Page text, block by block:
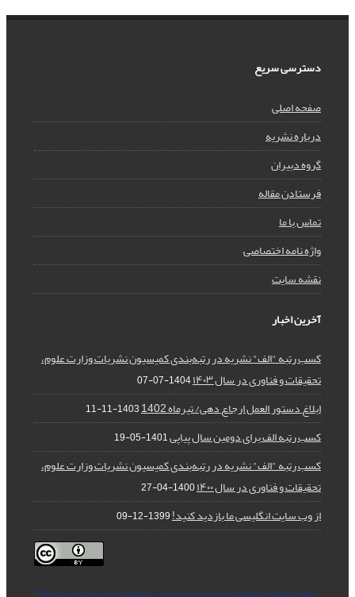
دسترسی سریع
صفحه اصلی
درباره نشریه
گروه دبیران
فرستادن مقاله
تماس با ما
واژه نامه اختصاصی
نقشه سایت
آخرین اخبار
کسب رتبه "الف" نشریه در رتبه‌بندی کمیسیون نشریات وزارت علوم،
تحقیقات و فناوری در سال ۱۴۰۳
1404-07-07
ابلاغ دستور العمل ارجاع دهی/ تیرماه 1402 1403-11-11
کسب رتبه الف برای دومین سال پیاپی1401-05-19
کسب رتبه "الف" نشریه در رتبه‌بندی کمیسیون نشریات وزارت علوم،
تحقیقات و فناوری در سال ۱۴۰۰
1400-04-27
از وب سایت انگلیسی ما بازدید کنید!1399-12-09